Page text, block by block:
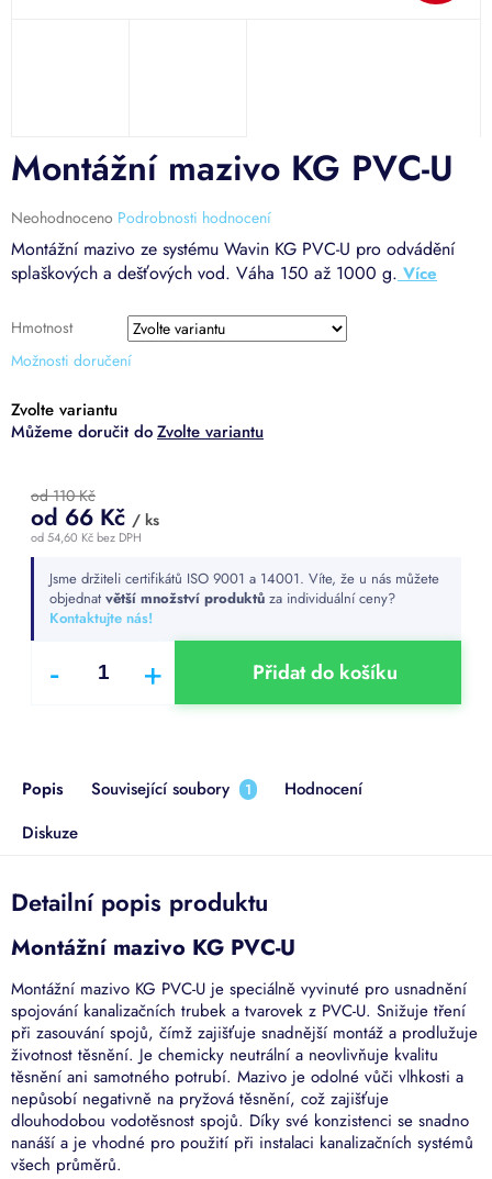
Hmotnost
Možnosti doručení
Montážní mazivo ze systému Wavin KG PVC-U pro odvádění
splaškových a dešťových vod. Váha 150 až 1000 g.
Montážní mazivo KG PVC-U
Průměrné
hodnocení
produktu
je
z
hvězdiček.
Neohodnoceno Podrobnosti hodnocení
Zvolte variantu
Zvolte variantu
od 110 Kč
od 66 Kč / ks
od54,60 Kčbez DPH
cena:Jsme držiteli certifikátů ISO 9001 a 14001. Víte, že u nás můžete
objednat větší množství produktů za individuální ceny?
Kontaktujte nás!
Přidat do košíku
Popis Související soubory 1
Hodnocení
Diskuze
Detailní popis produktu
Montážní mazivo KG PVC-U
Montážní mazivo KG PVC-U je speciálně vyvinuté pro usnadnění
spojování kanalizačních trubek a tvarovek z PVC-U. Snižuje tření
při zasouvání spojů, čímž zajišťuje snadnější montáž a prodlužuje
životnost těsnění. Je chemicky neutrální a neovlivňuje kvalitu
těsnění ani samotného potrubí. Mazivo je odolné vůči vlhkosti a
nepůsobí negativně na pryžová těsnění, což zajišťuje
dlouhodobou vodotěsnost spojů. Díky své konzistenci se snadno
nanáší a je vhodné pro použití při instalaci kanalizačních systémů
všech průměrů.